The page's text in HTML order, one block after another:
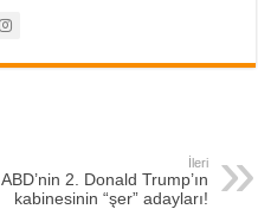
İleri
ABD’nin 2. Donald Trump’ın
kabinesinin “şer” adayları!